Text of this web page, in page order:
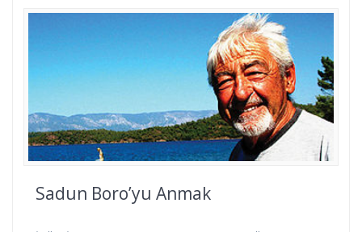
Sadun Boro’yu Anmak